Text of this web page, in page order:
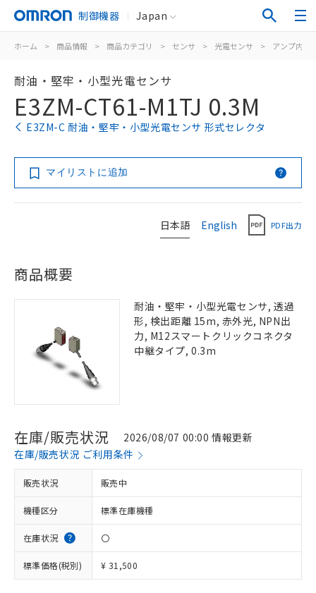
制御機器 Japan
ホーム > 商品情報 > 商品カテゴリ > センサ > 光電センサ > アンプ内蔵
耐油・堅牢・小型光電センサ
E3ZM-CT61-M1TJ 0.3M
E3ZM-C 耐油・堅牢・小型光電センサ 形式セレクタ
マイリストに追加
日本語 English PDF出力
商品概要
耐油・堅牢・小型光電センサ, 透過
形, 検出距離 15m, 赤外光, NPN出
力, M12スマートクリックコネクタ
中継タイプ, 0.3m
在庫/販売状況
2026/08/07 00:00 情報更新
在庫/販売状況 ご利用条件
販売状況 販売中
機種区分 標準在庫機種
在庫状況 〇
標準価格(税別) ¥ 31,500